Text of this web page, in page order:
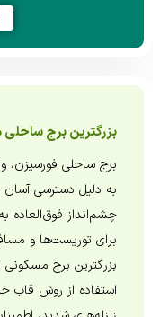
بزرگترین برج
برج ساحلی فورسیزن،
به دلیل دسترسی آسان
چشم‌انداز فوق‌العاده
برای توریست‌ها و
بزرگترین برج مسکونی
استفاده از روش قاب